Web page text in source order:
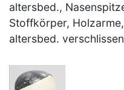
altersbed.,
Stoffkörper,
altersbed. verschlissen